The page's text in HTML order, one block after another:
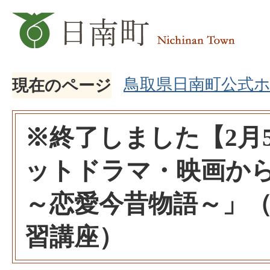
現在のページ 鳥取県日南町公式
※終了しました【2月
ットドラマ・映画か
～恋愛今昔物語～」
習講座）